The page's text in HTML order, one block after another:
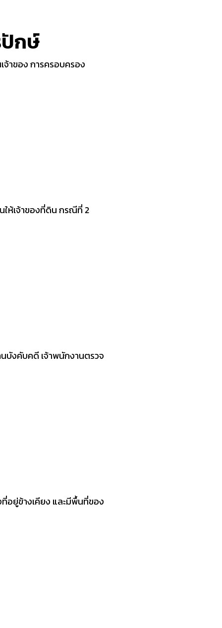
ปักษ์
าของ การครอบครอง
ให้เจ้าของที่ดิน กรณีที่ 2
บังคับคดี เจ้าพนักงานตรวจ
อยู่ข้างเคียง และมีพื้นที่ของ